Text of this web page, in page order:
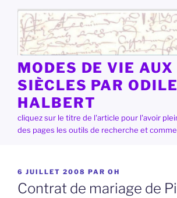
contenu
principal
MODES DE VIE AUX
SIÈCLES PAR ODILE
HALBERT
cliquez sur le titre de l'article pour l'avoir
des pages les outils de recherche et
PUBLIÉ
LE
6 JUILLET 2008 PAR OH
Contrat de mariage de